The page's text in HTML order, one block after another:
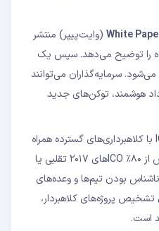
White (وایت‌پیپر) منتشر
را توضیح می‌دهد. سپس یک
سرمایه‌گذاران می‌توانند
هوشمند، توکن‌های جدید
متأسفانه دوران ICO با کلاهبرداری‌های گسترده همراه
بود. برآوردها نشان می‌دهد که بیش از ۸۰٪ ICOهای ۲۰۱۷ تقلبی یا
بودن تیم‌ها و وعده‌های
پروژه‌های کلاهبردار،
است.